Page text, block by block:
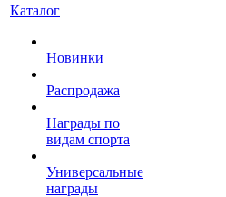
Каталог
Новинки
Распродажа
Награды по
видам спорта
Универсальные
награды